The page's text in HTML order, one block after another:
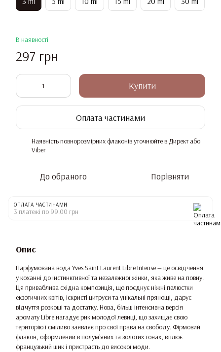
В наявності
297 грн
Купити
Оплата частинами
Наявність повнорозмірних флаконів уточнюйте в Директ або
Viber
До обраного Порівняти
ОПЛАТА ЧАСТИНАМИ
3 платежі по 99.00 грн
Опис
Парфумована вода Yves Saint Laurent Libre Intense — це освідчення
у коханні до інстинктивної та незалежної жінки, яка живе на повну.
Ця приваблива східна композиція, що поєднує ніжні пелюстки
екзотичних квітів, іскристі цитруси та унікальні прянощі, дарує
відчуття розкоші та достатку. Нова, більш інтенсивна версія
аромату Libre нагадує рик молодої левиці, що захищає свою
територію і сміливо заявляє про свої права на свободу. Фірмовий
флакон, оформлений в полум'яних та золотих тонах, втілює
французький шик і пристрасть до високої моди.